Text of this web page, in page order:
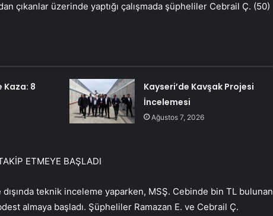
çıkanlar üzerinde yaptığı çalışmada şüpheliler Cebrail Ç. (50)
Kaza: 8
Kayseri’de Kavşak Projesi
İncelemesi
Ağustos 7, 2026
ETMEYE BAŞLADI
teknik inceleme yaparken, MSŞ. Cebinde bin TL bulunan
almaya başladı. Şüpheliler Ramazan E. ve Cebrail Ç.